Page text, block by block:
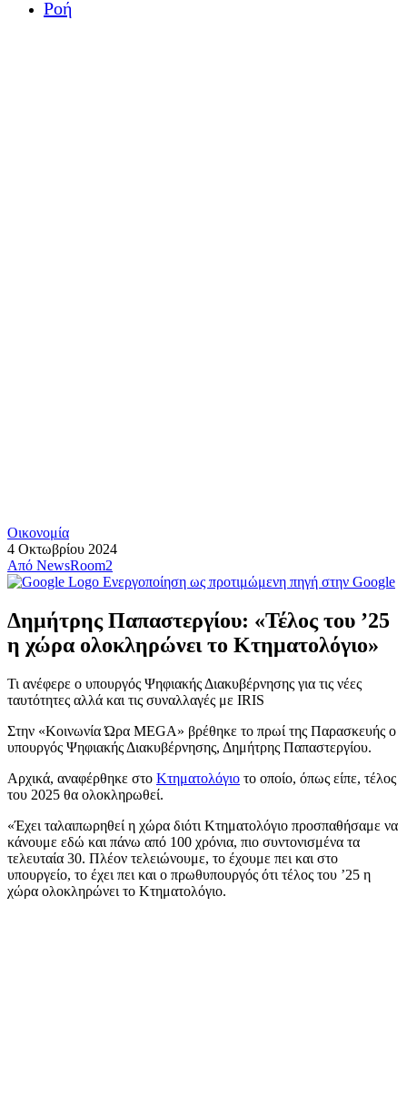
Ροή
Οικονομία
4 Οκτωβρίου 2024
Από NewsRoom2
Ενεργοποίηση ως προτιμώμενη πηγή στην Google
Δημήτρης Παπαστεργίου: «Τέλος του ’25
η χώρα ολοκληρώνει το Κτηματολόγιο»
Τι ανέφερε ο υπουργός Ψηφιακής Διακυβέρνησης για τις νέες
ταυτότητες αλλά και τις συναλλαγές με IRIS
Στην «Κοινωνία Ώρα MEGA» βρέθηκε το πρωί της Παρασκευής ο
υπουργός Ψηφιακής Διακυβέρνησης, Δημήτρης Παπαστεργίου.
Αρχικά, αναφέρθηκε στο Κτηματολόγιο το οποίο, όπως είπε, τέλος
του 2025 θα ολοκληρωθεί.
«Έχει ταλαιπωρηθεί η χώρα διότι Κτηματολόγιο προσπαθήσαμε να
κάνουμε εδώ και πάνω από 100 χρόνια, πιο συντονισμένα τα
τελευταία 30. Πλέον τελειώνουμε, το έχουμε πει και στο
υπουργείο, το έχει πει και ο πρωθυπουργός ότι τέλος του ’25 η
χώρα ολοκληρώνει το Κτηματολόγιο.